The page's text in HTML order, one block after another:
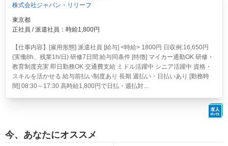
株式会社ジャパン・リリーフ
東京都
正社員 / 派遣社員：時給1,800円
【仕事内容】[雇用形態] 派遣社員 [給与] <時給> 1800円 日収例:16,650円
(実働8h、残業1h/日) 研修7日間:給与同条件 [特徴] マイカー通勤OK 研修・
教育制度充実 即日勤務OK 交通費支給 ミドル活躍中 シニア活躍中 資格・
スキルを活かせる 給与前払い制度あり 長期 週払い・日払いあり [勤務時
間] 08:30～17:30 高時給1,800円で日払・週払対...
今、あなたにオススメ